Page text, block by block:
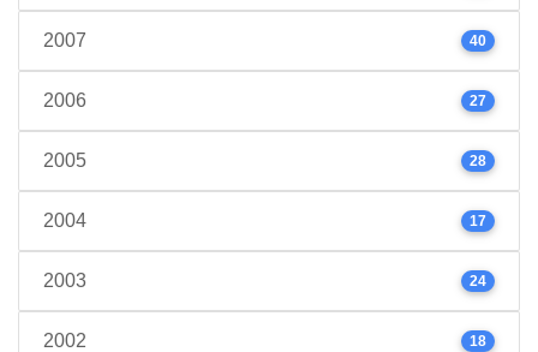
2007 40
2006 27
2005 28
2004 17
2003 24
2002 18